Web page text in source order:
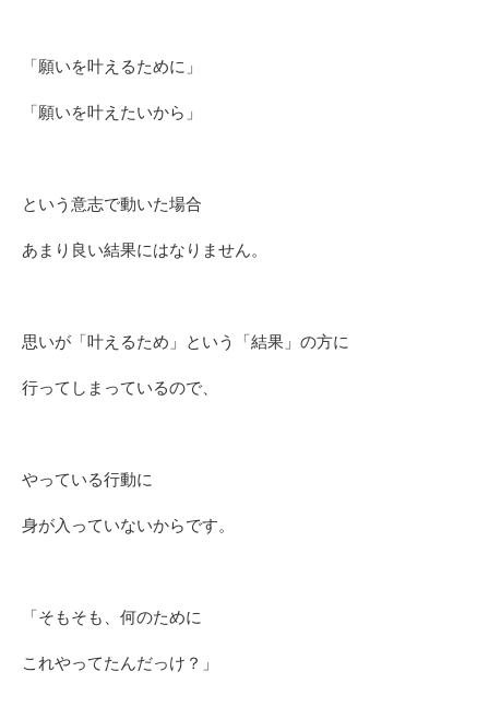
「願いを叶えるために」
「願いを叶えたいから」
という意志で動いた場合
あまり良い結果にはなりません。
思いが「叶えるため」という「結果」の方に
行ってしまっているので、
やっている行動に
身が入っていないからです。
「そもそも、何のために
これやってたんだっけ？」